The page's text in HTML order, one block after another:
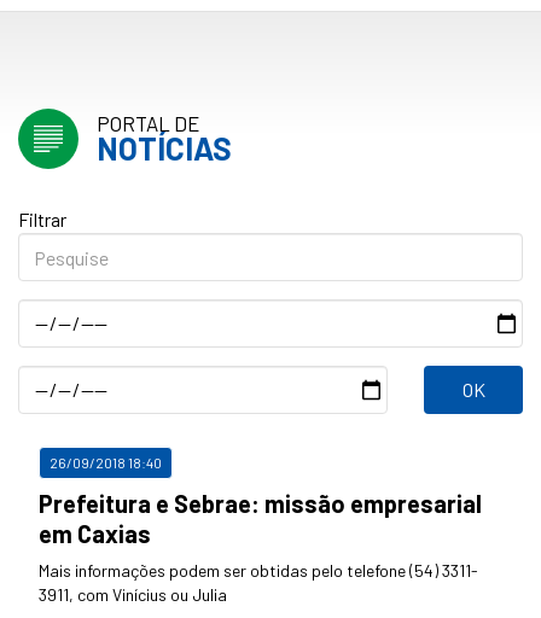
PORTAL DE
NOTÍCIAS
Filtrar
Data
Inicial
Data
Final
26/09/2018 18:40
Prefeitura e Sebrae: missão empresarial
em Caxias
Mais informações podem ser obtidas pelo telefone (54) 3311-
3911, com Vinícius ou Julia